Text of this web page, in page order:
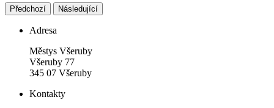
Předchozí Následující
Adresa
Městys Všeruby
Všeruby 77
345 07 Všeruby
Kontakty